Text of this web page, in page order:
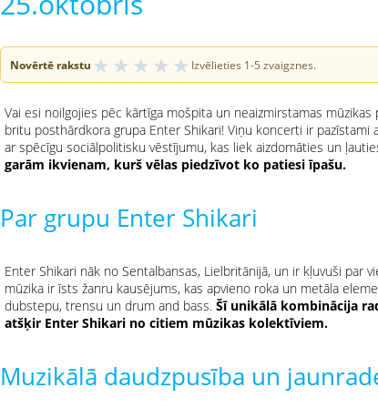
Novērtē rakstu ★ ★ ★ ★ ★ Izvēlieties 1-5 zvaigznes.
Vai esi noilgojies pēc kārtīga mošpita un neaizmirstamas
britu posthārdkora grupa Enter Shikari! Viņu koncerti ir
ar spēcīgu sociālpolitisku vēstījumu, kas liek aizdomāties un
garām ikvienam, kurš vēlas piedzīvot ko patiesi īpašu.
Par grupu Enter Shikari
Enter Shikari nāk no Sentalbansas, Lielbritānijā, un ir kļuvuši par
mūzika ir īsts žanru kausējums, kas apvieno roka un metāla
dubstepu, trensu un drum and bass. Šī unikālā kombinācija
atšķir Enter Shikari no citiem mūzikas kolektīviem.
Muzikālā daudzpusība un